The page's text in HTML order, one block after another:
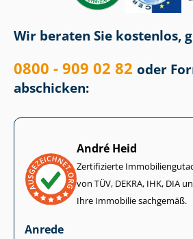
Wir beraten Sie kostenlos,
0800 - 909 02 82 oder
abschicken:
André Heid
Zertifizierte
von TÜV, DEKRA, IHK, DIA
Ihre Immobilie sachgemäß.
Anrede